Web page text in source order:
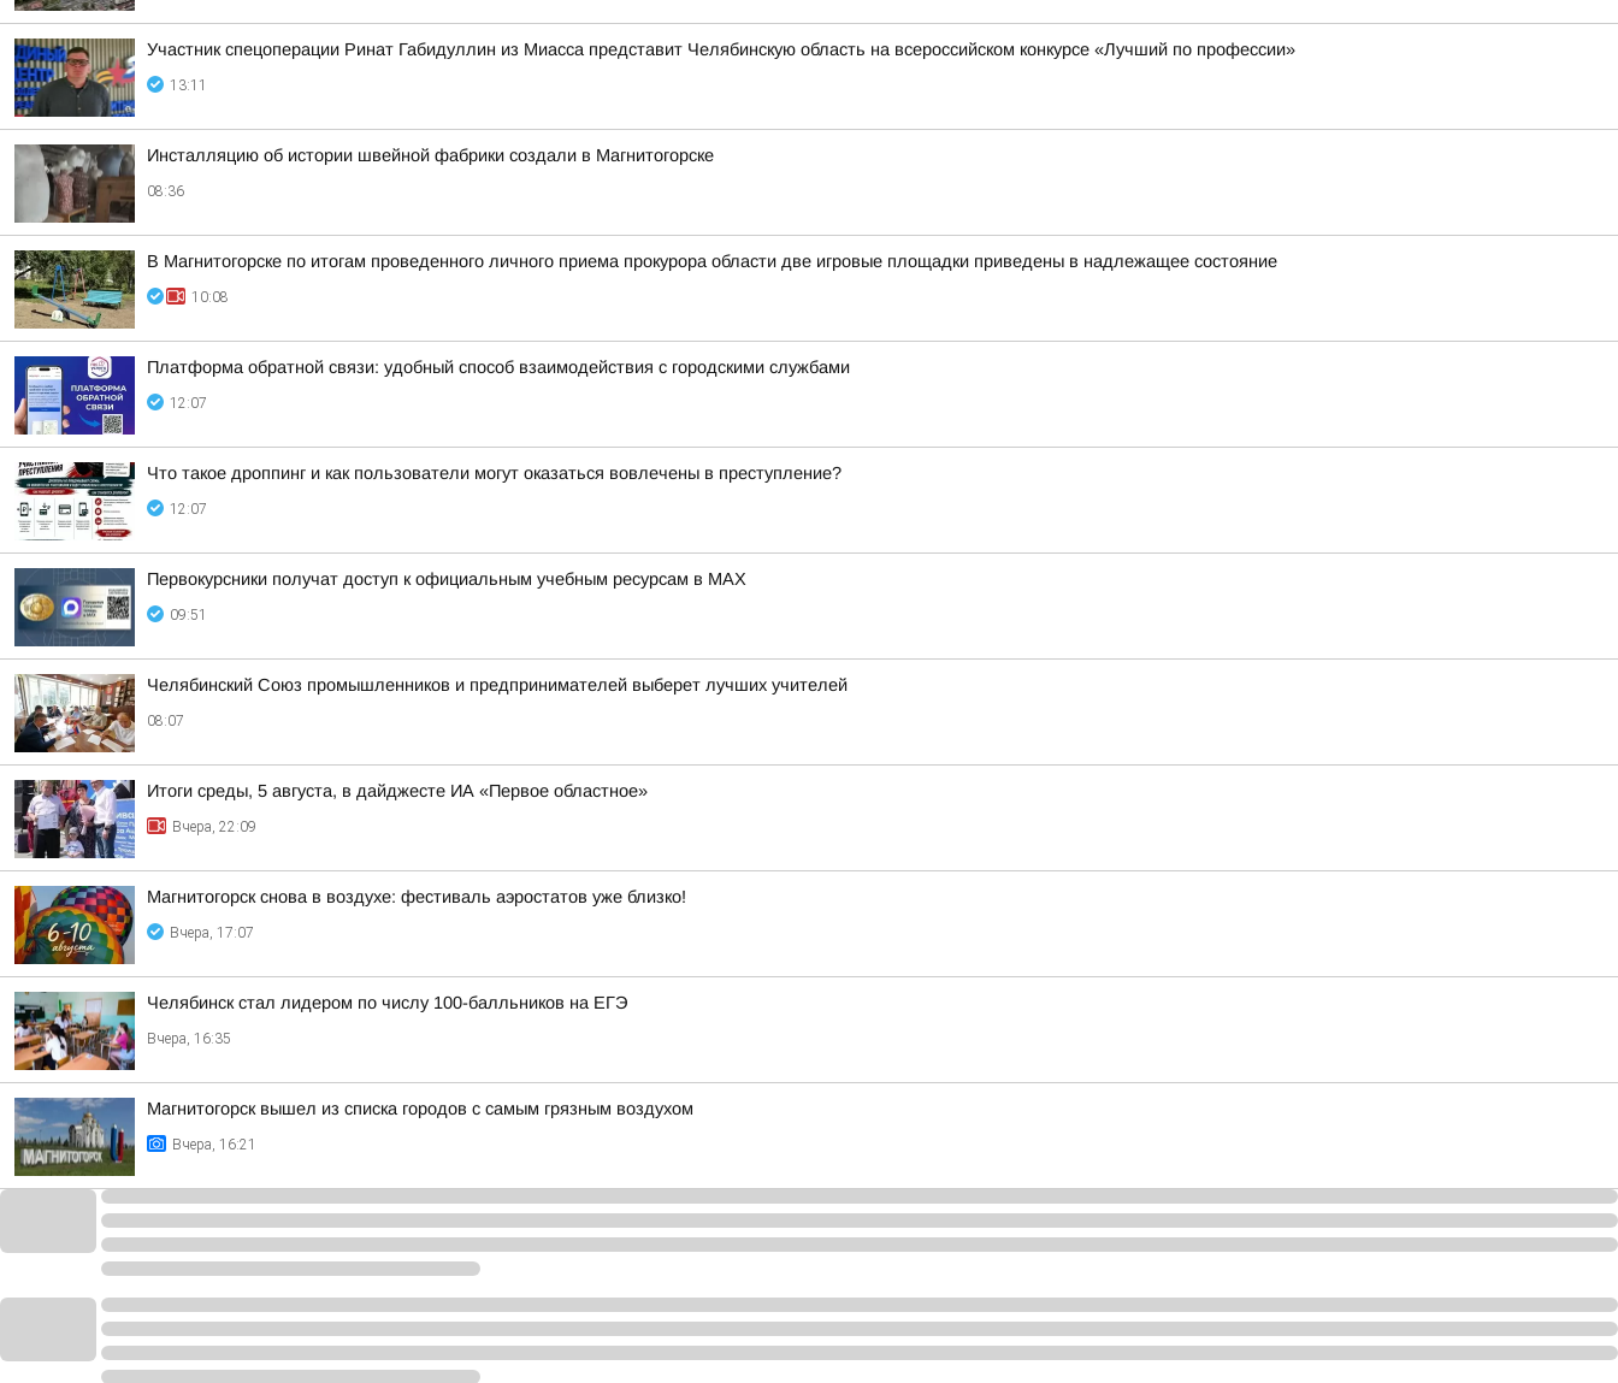
Участник спецоперации Ринат Габидуллин из Миасса представит Челябинскую область на всероссийском конкурсе «Лучший по профессии»
13:11
Инсталляцию об истории швейной фабрики создали в Магнитогорске
08:36
В Магнитогорске по итогам проведенного личного приема прокурора области две игровые площадки приведены в надлежащее состояние
10:08
Платформа обратной связи: удобный способ взаимодействия с городскими службами
12:07
Что такое дроппинг и как пользователи могут оказаться вовлечены в преступление?
12:07
Первокурсники получат доступ к официальным учебным ресурсам в MAX
09:51
Челябинский Союз промышленников и предпринимателей выберет лучших учителей
08:07
Итоги среды, 5 августа, в дайджесте ИА «Первое областное»
Вчера, 22:09
Магнитогорск снова в воздухе: фестиваль аэростатов уже близко!
Вчера, 17:07
Челябинск стал лидером по числу 100-балльников на ЕГЭ
Вчера, 16:35
Магнитогорск вышел из списка городов с самым грязным воздухом
Вчера, 16:21